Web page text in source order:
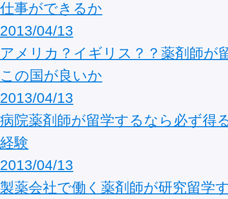
仕事ができるか
2013/04/13
アメリカ？イギリス？？薬剤師が
この国が良いか
2013/04/13
病院薬剤師が留学するなら必ず得
経験
2013/04/13
製薬会社で働く薬剤師が研究留学